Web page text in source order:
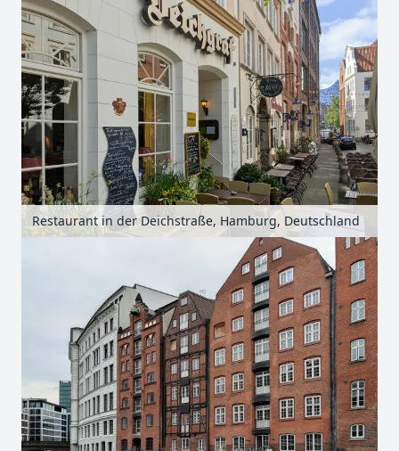
Restaurant in der Deichstraße, Hamburg, Deutschland